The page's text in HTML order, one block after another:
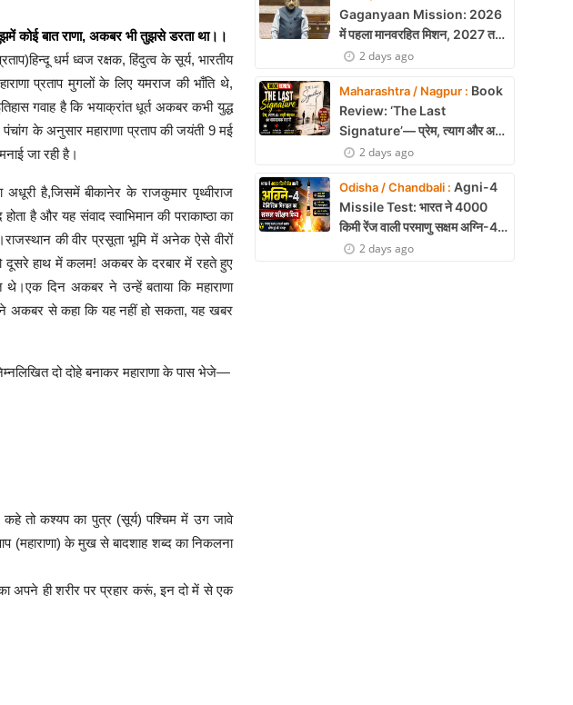
कोई बात राणा, अकबर भी तुझसे डरता था।।
धर्म ध्वज रक्षक, हिंदुत्व के सूर्य, भारतीय
प्रताप मुगलों के लिए यमराज की भाँति थे,
गवाह है कि भयाक्रांत धूर्त अकबर कभी युद्ध
के अनुसार महाराणा प्रताप की जयंती 9 मई
जा रही है।
अधूरी है,जिसमें बीकानेर के राजकुमार पृथ्वीराज
है और यह संवाद स्वाभिमान की पराकाष्ठा का
की वीर प्रसूता भूमि में अनेक ऐसे वीरों
दूसरे हाथ में कलम! अकबर के दरबार में रहते हुए
दिन अकबर ने उन्हें बताया कि महाराणा
अकबर से कहा कि यह नहीं हो सकता, यह खबर
दो दोहे बनाकर महाराणा के पास भेजे—
तो कश्यप का पुत्र (सूर्य) पश्चिम में उग जावे
(महाराणा) के मुख से बादशाह शब्द का निकलना
अपने ही शरीर पर प्रहार करूं, इन दो में से एक
Gaganyaan Mission: 2026
में पहला मानवरहित मिशन, 2027 तक
अंतरिक्ष में जाएगा पहला भारतीय दल
2 days ago
Maharashtra / Nagpur : Book
Review: ‘The Last
Signature’— प्रेम, त्याग और अधूरी
मोहब्बत की भावनात्मक कहानी
2 days ago
Odisha / Chandbali : Agni-4
Missile Test: भारत ने 4000
किमी रेंज वाली परमाणु सक्षम अग्नि-4
बैलिस्टिक मिसाइल का सफल परीक्षण,
2 days ago